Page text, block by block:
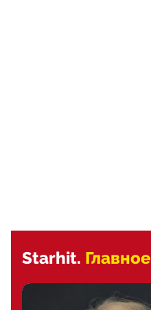
Starhit. Главное